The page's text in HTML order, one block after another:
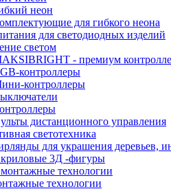
неон
для гибкого неона
для светодиодных изделий
светом
- премиум
контроллеры
контроллеры
дистанционного управления
светотехника
для украшения деревьев,
3Д -фигуры
технологии